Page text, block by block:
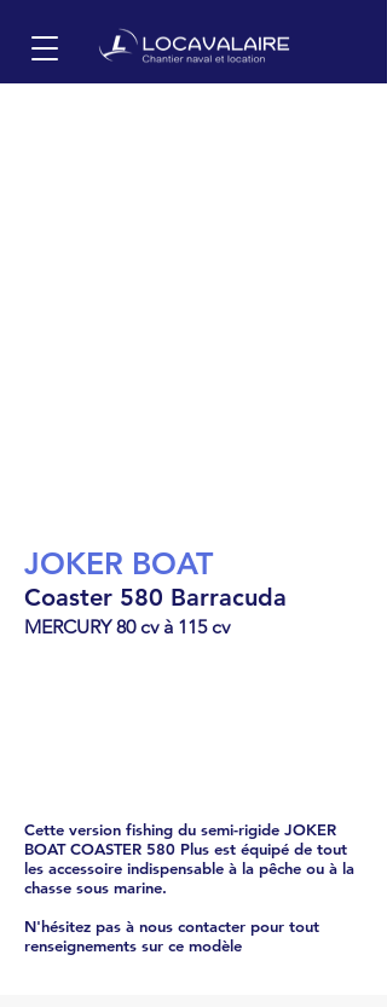
JOKER BOAT
Coaster 580 Barracuda
MERCURY 80 cv à 115 cv
Cette version fishing du semi-rigide JOKER
BOAT COASTER 580 Plus est équipé de tout
les accessoire indispensable à la pêche ou à la
chasse sous marine.
N'hésitez pas à nous contacter pour tout
renseignements sur ce modèle